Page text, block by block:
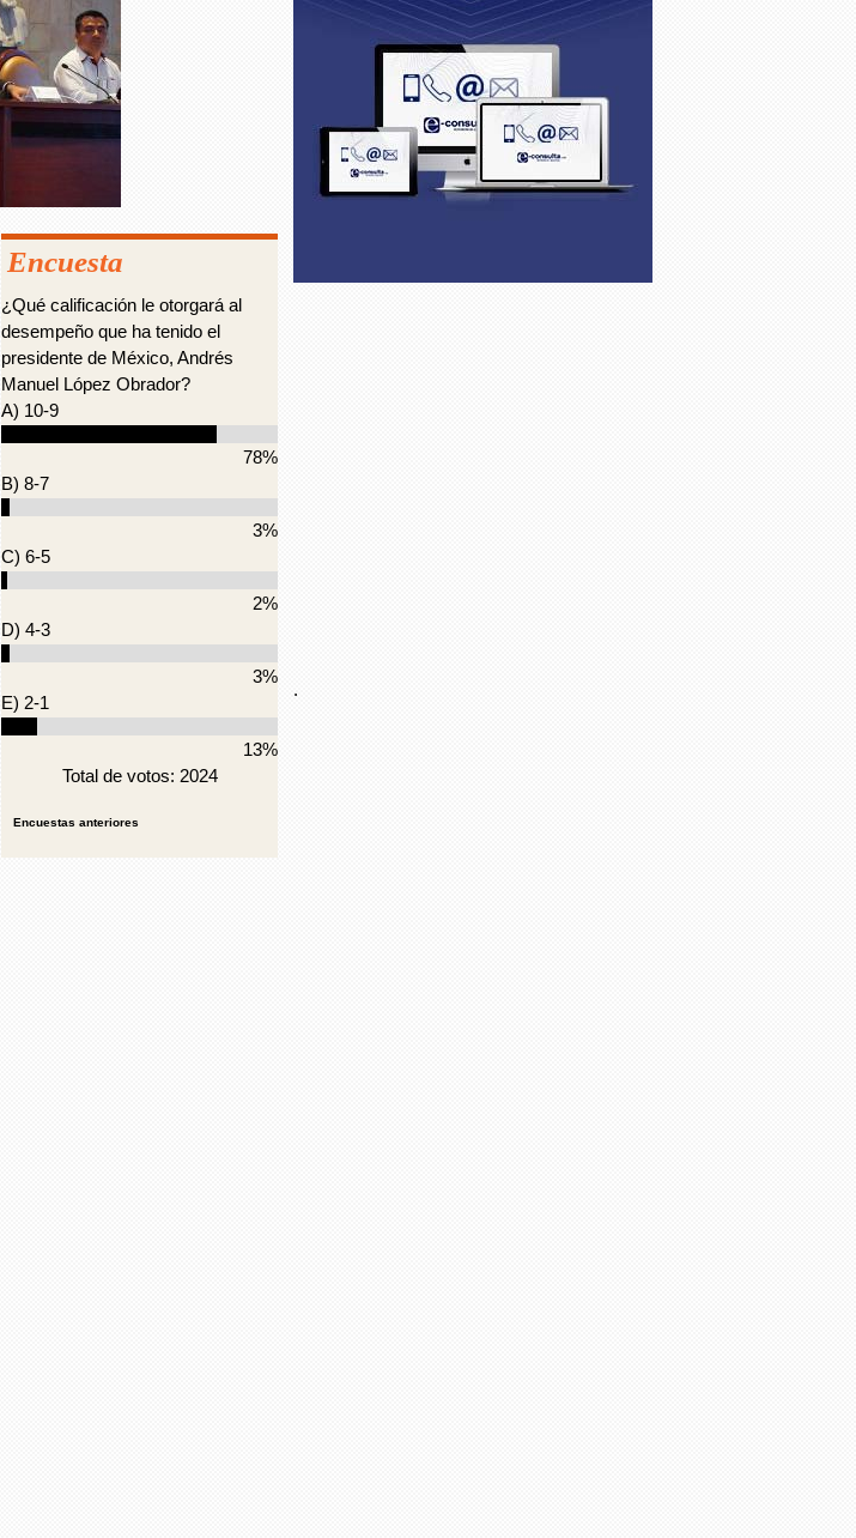
Encuesta
¿Qué calificación le otorgará al
desempeño que ha tenido el
presidente de México, Andrés
Manuel López Obrador?
A) 10-9
78%
B) 8-7
3%
C) 6-5
2%
D) 4-3
3%
E) 2-1
13%
Total de votos: 2024
Encuestas anteriores
.